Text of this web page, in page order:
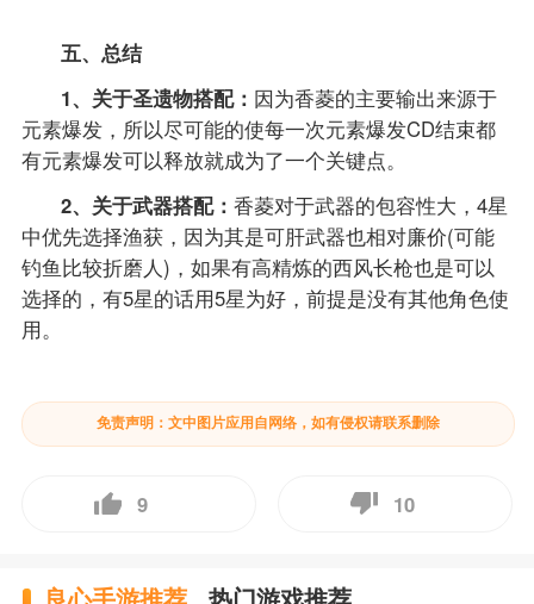
五、总结
1、关于圣遗物搭配： 因为香菱的主要输出来源于
元素爆发，所以尽可能的使每一次元素爆发CD结束都
有元素爆发可以释放就成为了一个关键点。
2、关于武器搭配：香菱对于武器的包容性大，4星
中优先选择渔获，因为其是可肝武器也相对廉价(可能
钓鱼比较折磨人)，如果有高精炼的西风长枪也是可以
选择的，有5星的话用5星为好，前提是没有其他角色使
用。
免责声明：文中图片应用自网络，如有侵权请联系删除
9 10
良心手游推荐 热门游戏推荐